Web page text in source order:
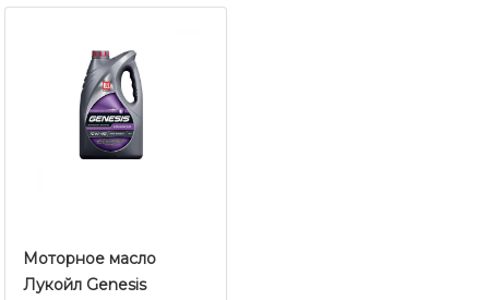
Моторное масло
Лукойл Genesis